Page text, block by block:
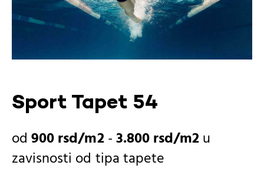
Sport Tapet 54
900rsd -3.800rsd
u
zavisnosti od tipa tapete